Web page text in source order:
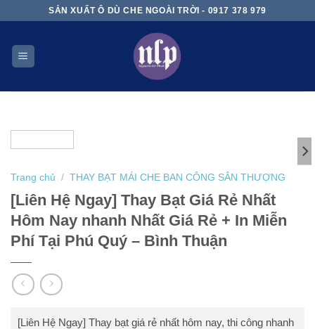
content
SẢN XUẤT Ô DÙ CHE NGOÀI TRỜI - 0917 378 979
Trang chủ / THAY BẠT MÁI CHE BAN CÔNG SÂN THƯỢNG
[Liên Hệ Ngay] Thay Bạt Giá Rẻ Nhất
Hôm Nay nhanh Nhất Giá Rẻ + In Miễn
Phí Tại Phú Quý – Bình Thuận
[Liên Hệ Ngay] Thay bạt giá rẻ nhất hôm nay, thi công nhanh